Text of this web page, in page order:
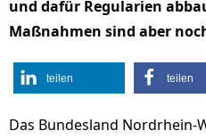
und dafür Regularien
Maßnahmen sind aber
teilen teilen
Das Bundesland Nordrhein-